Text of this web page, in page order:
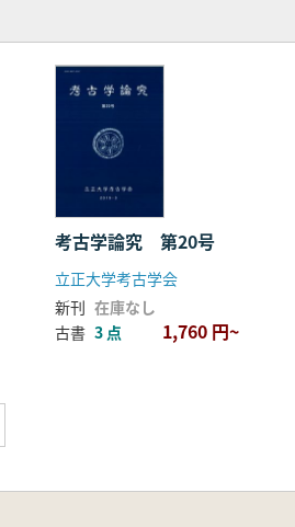
考古学論究 第20号
立正大学考古学会
新刊 在庫なし
古書 3 点 1,760 円~